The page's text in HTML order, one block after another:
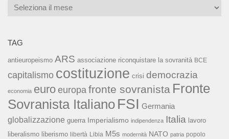
Archivi
TAG
antieuropeismo ARS associazione riconquistare la sovranità BCE
capitalismo costituzione crisi democrazia
economia euro europa fronte sovranista Fronte
Sovranista Italiano FSI Germania
globalizzazione guerra Imperialismo indipendenza Italia lavoro
liberalismo liberismo libertà Libia M5s modernità NATO patria popolo